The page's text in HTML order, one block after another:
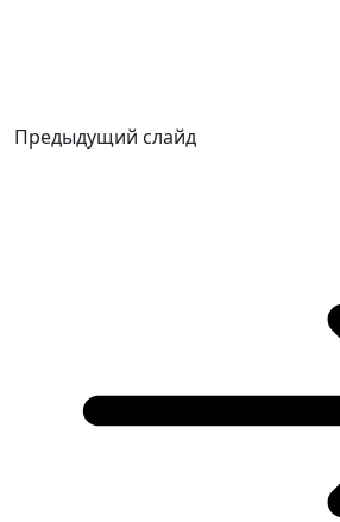
Предыдущий слайд